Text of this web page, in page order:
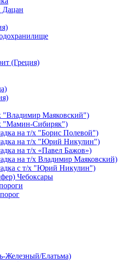
Дацан
(Греция)
"Владимир Маяковский")
"Мамин-Сибиряк")
на т/х "Борис Полевой")
на т/х "Юрий Никулин")
на т/х «Павел Бажов»)
на т/х Владимир Маяковский)
с т/х "Юрий Никулин")
Чебоксары
Железный/Елатьма)